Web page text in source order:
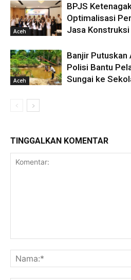
Aceh
BPJS
Optimalisasi
Jasa
Aceh
Banjir
Polisi Bantu
Sungai ke
TINGGALKAN KOMENTAR